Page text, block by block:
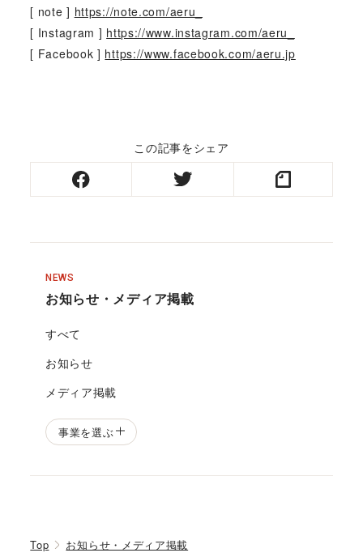
[ note ] https://note.com/aeru_
[ Instagram ] https://www.instagram.com/aeru_
[ Facebook ] https://www.facebook.com/aeru.jp
この記事をシェア
NEWS
お知らせ・メディア掲載
すべて
お知らせ
メディア掲載
事業を選ぶ
Top
お知らせ・メディア掲載